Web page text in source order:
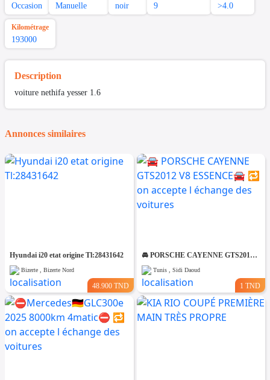
Occasion Manuelle noir 9 >4.0
Kilométrage
193000
Description
voiture nethifa yesser 1.6
Annonces similaires
Hyundai i20 etat origine Tl:28431642
Bizerte , Bizerte Nord
48.900 TND
🚘 PORSCHE CAYENNE GTS2012 V8 ESSENCE🚘 🔁 on accepte l échange des voitures
Tunis , Sidi Daoud
1 TND